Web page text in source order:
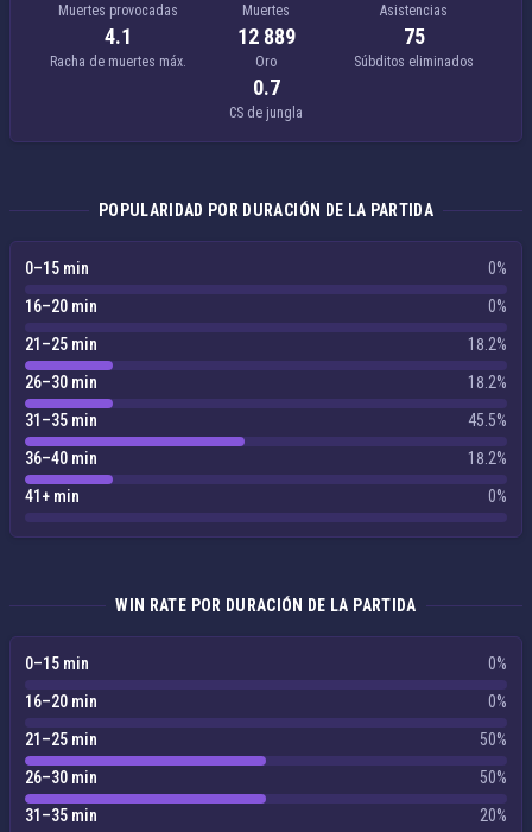
Muertes provocadas Muertes Asistencias
4.1
Racha de muertes máx.
12 889
Oro
75
Súbditos eliminados
0.7
CS de jungla
POPULARIDAD POR DURACIÓN DE LA PARTIDA
0–15 min
0%
16–20 min
0%
21–25 min
18.2%
26–30 min
18.2%
31–35 min
45.5%
36–40 min
18.2%
41+ min
0%
WIN RATE POR DURACIÓN DE LA PARTIDA
0–15 min
0%
16–20 min
0%
21–25 min
50%
26–30 min
50%
31–35 min
20%